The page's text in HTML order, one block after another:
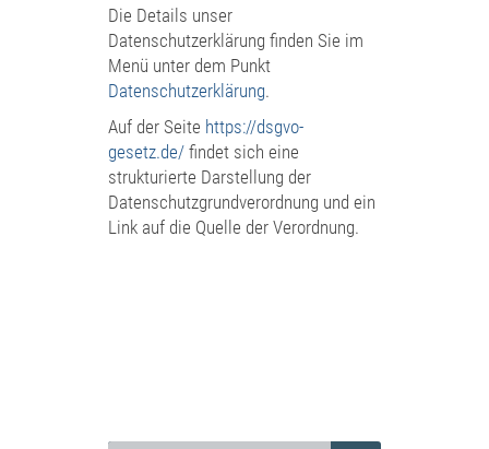
Die Details unser
Datenschutzerklärung finden Sie im
Menü unter dem Punkt
Datenschutzerklärung.
Auf der Seite https://dsgvo-
gesetz.de/ findet sich eine
strukturierte Darstellung der
Datenschutzgrundverordnung und ein
Link auf die Quelle der Verordnung.